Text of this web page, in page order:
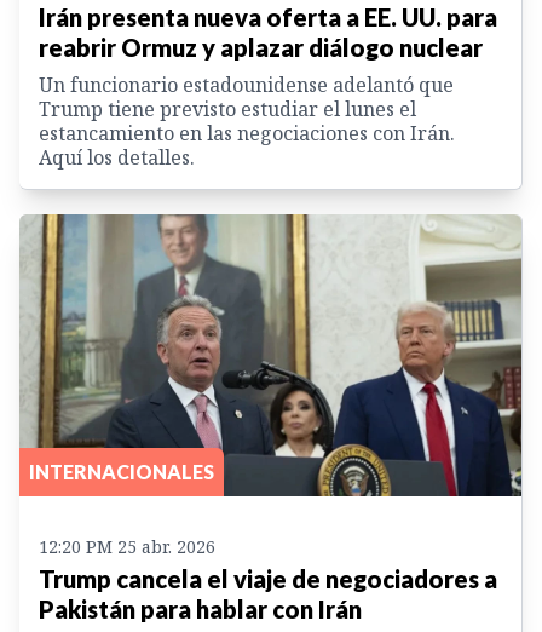
Irán presenta nueva oferta a EE. UU. para
reabrir Ormuz y aplazar diálogo nuclear
Un funcionario estadounidense adelantó que
Trump tiene previsto estudiar el lunes el
estancamiento en las negociaciones con Irán.
Aquí los detalles.
INTERNACIONALES
12:20 PM 25 abr. 2026
Trump cancela el viaje de negociadores a
Pakistán para hablar con Irán